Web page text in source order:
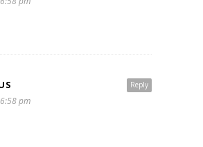
Reply
pm